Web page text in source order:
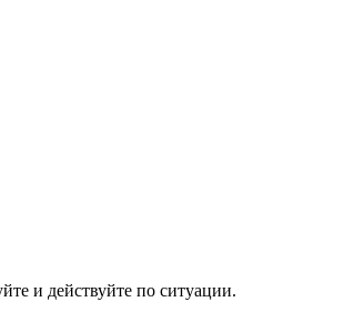
и действуйте по ситуации.